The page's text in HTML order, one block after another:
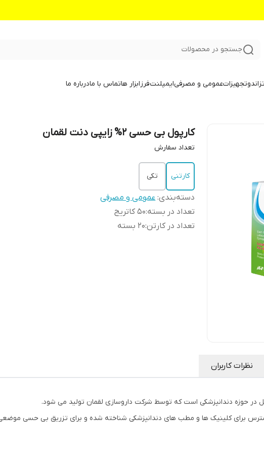
جستجو در محصولات
اندوتجهیزاتعمومی و مصرفیایمپلنتفرزابزار هاتماس با مادرباره ما
کارپول بی حسی 2% زایپی دنت لقمان
تعداد سفارش
کارتنی تکی
دسته‌بندی:عمومی و مصرفی
تعداد در بسته:۵۰ کاتریج
تعداد در کارتن:۲۰ بسته
نظرات کاربران
در حوزه دندانپزشکی است که توسط شرکت داروسازی لقمان تولید می شود.
برای کلینیک ها و مطب های دندانپزشکی شناخته شده و برای تزریق بی حسی